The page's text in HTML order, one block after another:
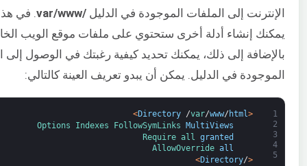
الإنترنت إلى الملفات الموجودة في الدليل /var/www
. في
يمكنك إنشاء أدلة أخرى ستحتوي على ملفات موقع الويب
بالإضافة إلى ذلك، يمكنك تحديد كيفية رغبتك في الوصول إلى
الموجودة في الدليل. يمكن أن يبدو تعريف العينة كالتالي:
1
2
3
4
5
<
Directory /var/www/ html
>
Options Indexes FollowSymLinks MultiViews
Require all granted
AllowOverride all
<
/
Directory
>